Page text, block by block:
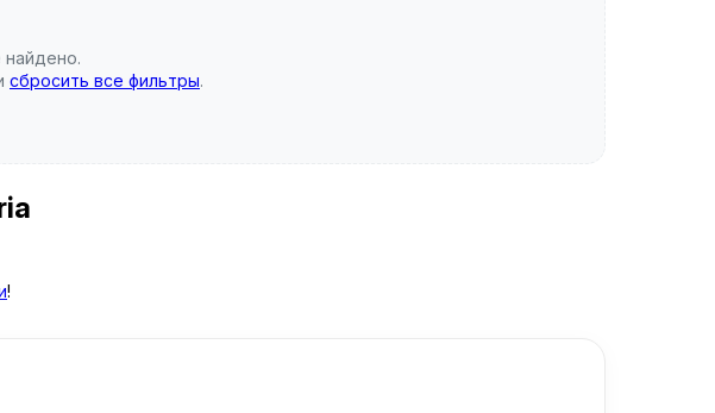
найдено.
сбросить все фильтры.
!